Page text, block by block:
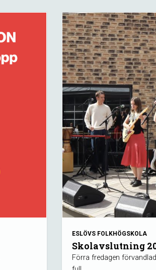
ESLÖVS FOLKHÖGSKOLA
Skolavslutning
Förra fredagen